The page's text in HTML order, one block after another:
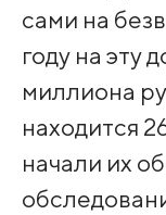
сами на
году на эту
миллиона
находится
начали их